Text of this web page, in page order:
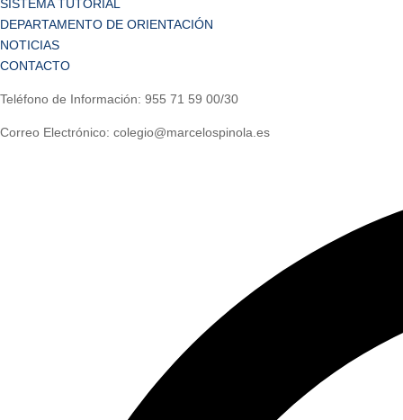
SISTEMA TUTORIAL
DEPARTAMENTO DE ORIENTACIÓN
NOTICIAS
CONTACTO
Teléfono de Información: 955 71 59 00/30
Correo Electrónico: colegio@marcelospinola.es